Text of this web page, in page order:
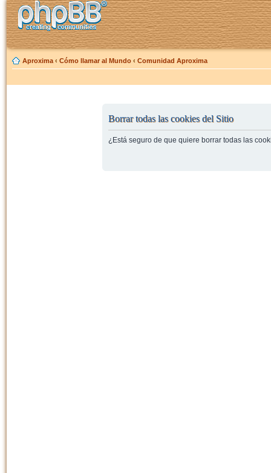
Aproxima ‹ Cómo llamar al Mundo ‹ Comunidad Aproxima
Borrar todas las cookies del Sitio
¿Está seguro de que quiere borrar todas las